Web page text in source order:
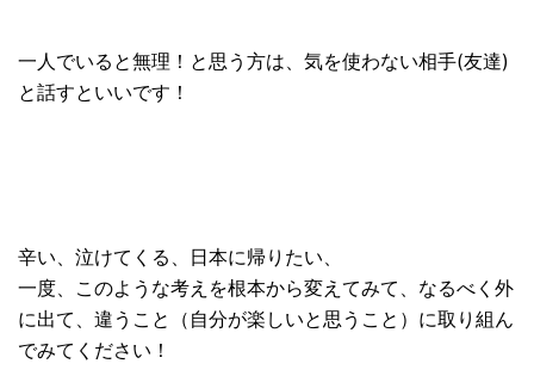
一人でいると無理！と思う方は、気を使わない相手(友達)
と話すといいです！
辛い、泣けてくる、日本に帰りたい、
一度、このような考えを根本から変えてみて、なるべく外
に出て、違うこと（自分が楽しいと思うこと）に取り組ん
でみてください！